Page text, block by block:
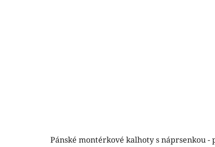
Pánské montérkové kalhoty s náprsenkou